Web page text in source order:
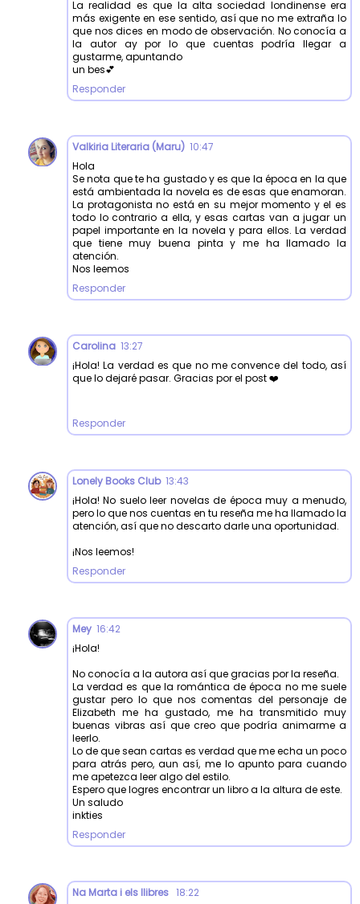
La realidad es que la alta sociedad londinense era
más exigente en ese sentido, así que no me extraña lo
que nos dices en modo de observación. No conocía a
la autor ay por lo que cuentas podría llegar a
gustarme, apuntando
un bes💕
Responder
Valkiria Literaria (Maru) 10:47
Hola
Se nota que te ha gustado y es que la época en la que
está ambientada la novela es de esas que enamoran.
La protagonista no está en su mejor momento y el es
todo lo contrario a ella, y esas cartas van a jugar un
papel importante en la novela y para ellos. La verdad
que tiene muy buena pinta y me ha llamado la
atención.
Nos leemos
Responder
Carolina 13:27
¡Hola! La verdad es que no me convence del todo, así
que lo dejaré pasar. Gracias por el post ❤️
Responder
Lonely Books Club 13:43
¡Hola! No suelo leer novelas de época muy a menudo,
pero lo que nos cuentas en tu reseña me ha llamado la
atención, así que no descarto darle una oportunidad.
¡Nos leemos!
Responder
Mey 16:42
¡Hola!
No conocía a la autora así que gracias por la reseña.
La verdad es que la romántica de época no me suele
gustar pero lo que nos comentas del personaje de
Elizabeth me ha gustado, me ha transmitido muy
buenas vibras así que creo que podría animarme a
leerlo.
Lo de que sean cartas es verdad que me echa un poco
para atrás pero, aun así, me lo apunto para cuando
me apetezca leer algo del estilo.
Espero que logres encontrar un libro a la altura de este.
Un saludo
inkties
Responder
Na Marta i els llibres 18:22